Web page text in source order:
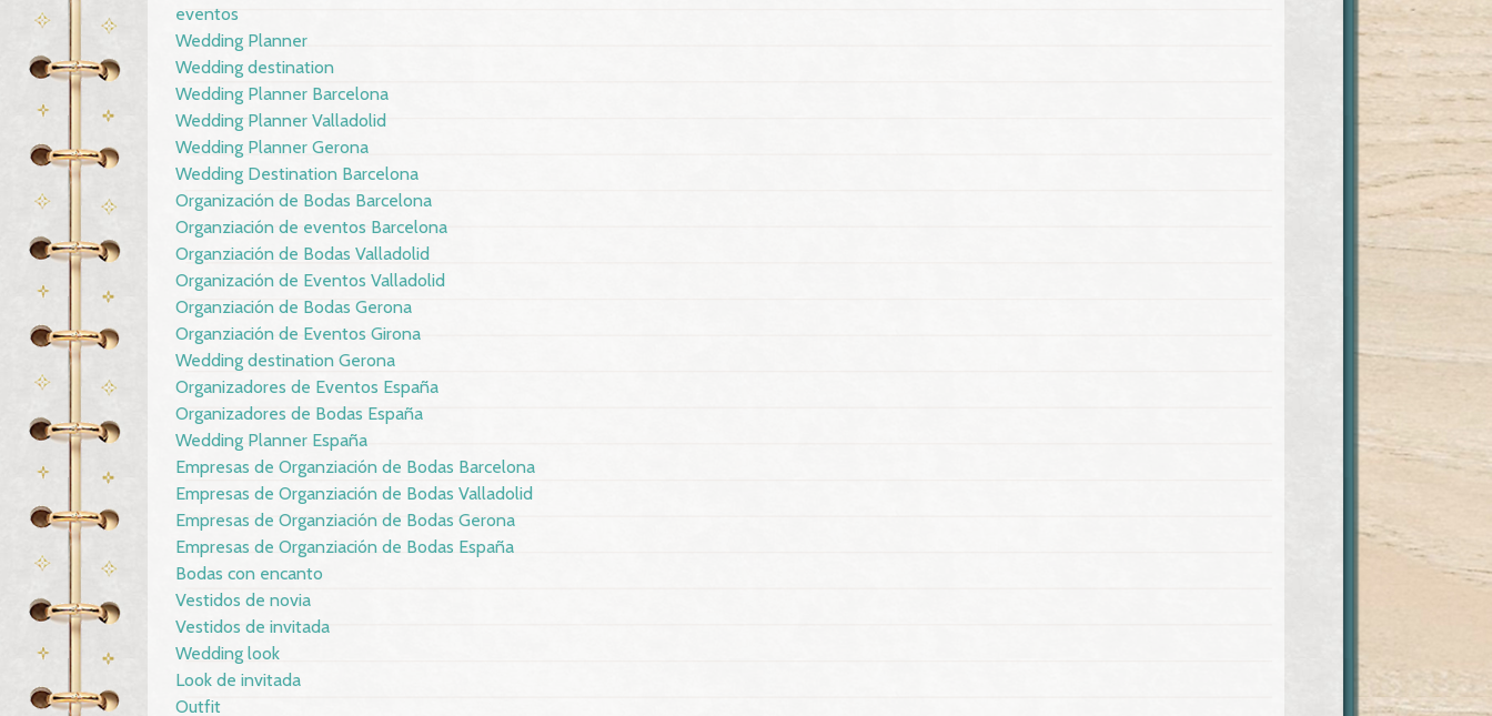
eventos
Wedding Planner
Wedding destination
Wedding Planner Barcelona
Wedding Planner Valladolid
Wedding Planner Gerona
Wedding Destination Barcelona
Organización de Bodas Barcelona
Organziación de eventos Barcelona
Organziación de Bodas Valladolid
Organización de Eventos Valladolid
Organziación de Bodas Gerona
Organziación de Eventos Girona
Wedding destination Gerona
Organizadores de Eventos España
Organizadores de Bodas España
Wedding Planner España
Empresas de Organziación de Bodas Barcelona
Empresas de Organziación de Bodas Valladolid
Empresas de Organziación de Bodas Gerona
Empresas de Organziación de Bodas España
Bodas con encanto
Vestidos de novia
Vestidos de invitada
Wedding look
Look de invitada
Outfit